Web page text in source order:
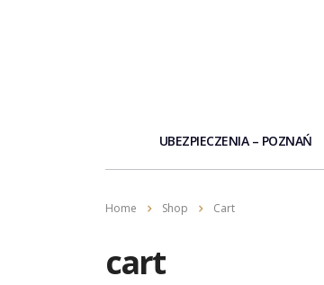
UBEZPIECZENIA – POZNAŃ
Home Shop Cart
cart